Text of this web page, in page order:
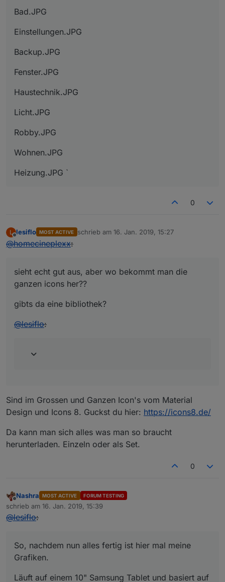
Bad.JPG
Einstellungen.JPG
Backup.JPG
Fenster.JPG
Haustechnik.JPG
Licht.JPG
Robby.JPG
Wohnen.JPG
Heizung.JPG `
0
L
Offline
lesiflo MOST ACTIVE schrieb am 16. Jan. 2019, 15:27
zuletzt editiert von
@homecineplexx:
sieht echt gut aus, aber wo bekommt man die
ganzen icons her??
gibts da eine bibliothek?
@lesiflo:
Sind im Grossen und Ganzen Icon's vom Material
Design und Icons 8. Guckst du hier: https://icons8.de/
Da kann man sich alles was man so braucht
herunterladen. Einzeln oder als Set.
0
Offline
Nashra MOST ACTIVE FORUM TESTING
schrieb am 16. Jan. 2019, 15:39
zuletzt editiert von
@lesiflo:
So, nachdem nun alles fertig ist hier mal meine
Grafiken.
Läuft auf einem 10" Samsung Tablet und basiert auf